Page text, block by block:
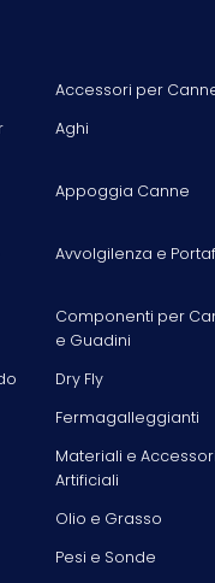
Accessori per
Aghi
Appoggia Canne
Avvolgilenza e
Componenti per
e Guadini
Dry Fly
Fermagalleggianti
Materiali e
Artificiali
Olio e Grasso
Pesi e Sonde